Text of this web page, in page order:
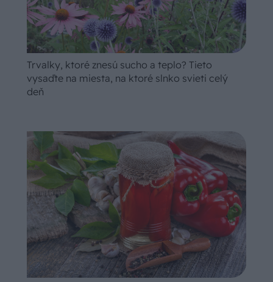
Trvalky, ktoré znesú sucho a teplo? Tieto
vysaďte na miesta, na ktoré slnko svieti celý
deň